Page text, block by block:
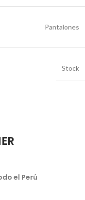
Pantalones
Stock
el Perú